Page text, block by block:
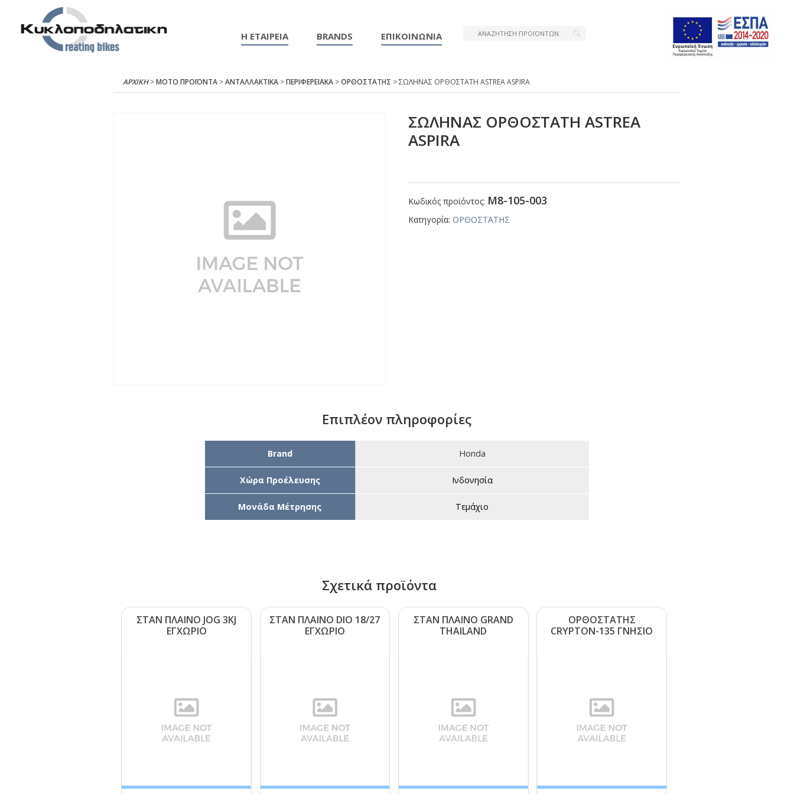
Η ΕΤΑΙΡΕΙΑ BRANDS ΕΠΙΚΟΙΝΩΝΙΑ
ΑΡΧΙΚΉ>ΜΟΤΟ ΠΡΟΪΟΝΤΑ>ΑΝΤΑΛΛΑΚΤΙΚΑ>ΠΕΡΙΦΕΡΕΙΑΚΑ>ΟΡΘΟΣΤΑΤΗΣ > ΣΩΛΗΝΑΣ ΟΡΘΟΣΤΑΤΗ ΑSΤRΕΑ ΑSΡΙRΑ
ΣΩΛΗΝΑΣ ΟΡΘΟΣΤΑΤΗ ΑSΤRΕΑ
ΑSΡΙRΑ
Κωδικός προϊόντος: Μ8-105-003
Κατηγορία: ΟΡΘΟΣΤΑΤΗΣ
Επιπλέον πληροφορίες
Brand Honda
Χώρα Προέλευσης Ινδονησία
Μονάδα Μέτρησης Τεμάχιο
Σχετικά προϊόντα
ΣΤΑΝ ΠΛΑΙΝΟ JΟG 3ΚJ
ΕΓΧΩΡΙΟ
ΣΤΑΝ ΠΛΑΙΝΟ DΙΟ 18/27
ΕΓΧΩΡΙΟ
ΣΤΑΝ ΠΛΑΙΝΟ GRΑΝD
ΤΗΑΙLΑΝD
ΟΡΘΟΣΤΑΤΗΣ
CRΥΡΤΟΝ-135 ΓΝΗΣΙΟ